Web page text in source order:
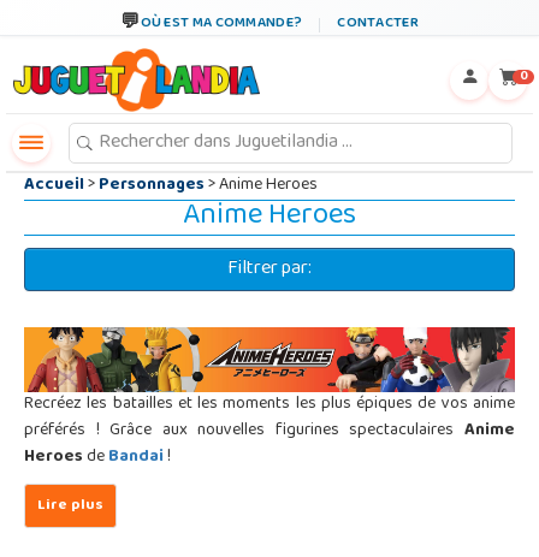
OÙ EST MA COMMANDE? CONTACTER
0
Accueil>Personnages> Anime Heroes
Anime Heroes
Filtrer par:
Recréez les batailles et les moments les plus épiques de vos anime
préférés ! Grâce aux nouvelles figurines spectaculaires Anime
HeroesdeBandai!